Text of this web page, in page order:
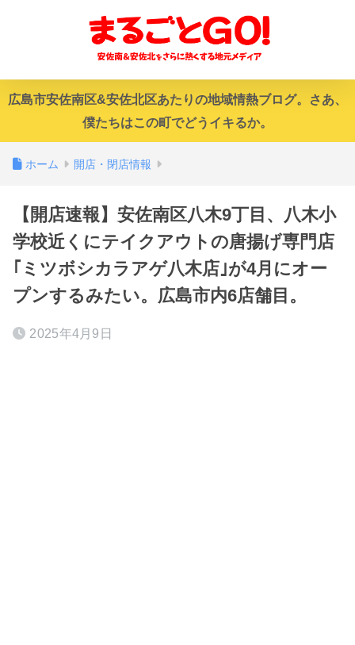
広島市安佐南区&安佐北区あたりの地域情熱ブログ。さあ、
僕たちはこの町でどうイキるか。
ホーム 開店・閉店情報
【開店速報】安佐南区八木9丁目、八木小
学校近くにテイクアウトの唐揚げ専門店
｢ミツボシカラアゲ八木店｣が4月にオー
プンするみたい。広島市内6店舗目。
2025年4月9日